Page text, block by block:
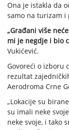
Ona je istakla da
samo na turizam i
„Građani više
mi je negdje i bio
Vukićević.
Govoreći o izboru
rezultat
Aerodroma Crne
„Lokacije su
su imali neke
neke svoje, i tako